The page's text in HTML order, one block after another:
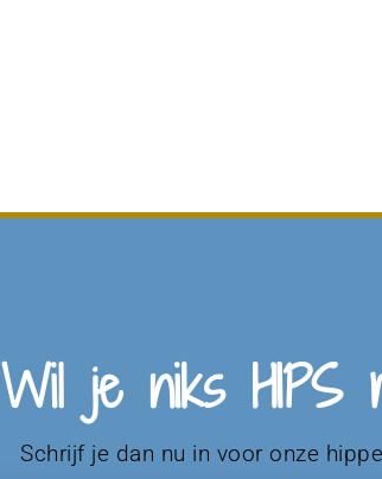
Wil je niks HIPS
Schrijf je dan nu in voor onze